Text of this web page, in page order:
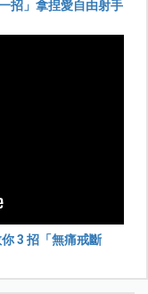
招」拿捏愛自由射手
3 招「無痛戒斷